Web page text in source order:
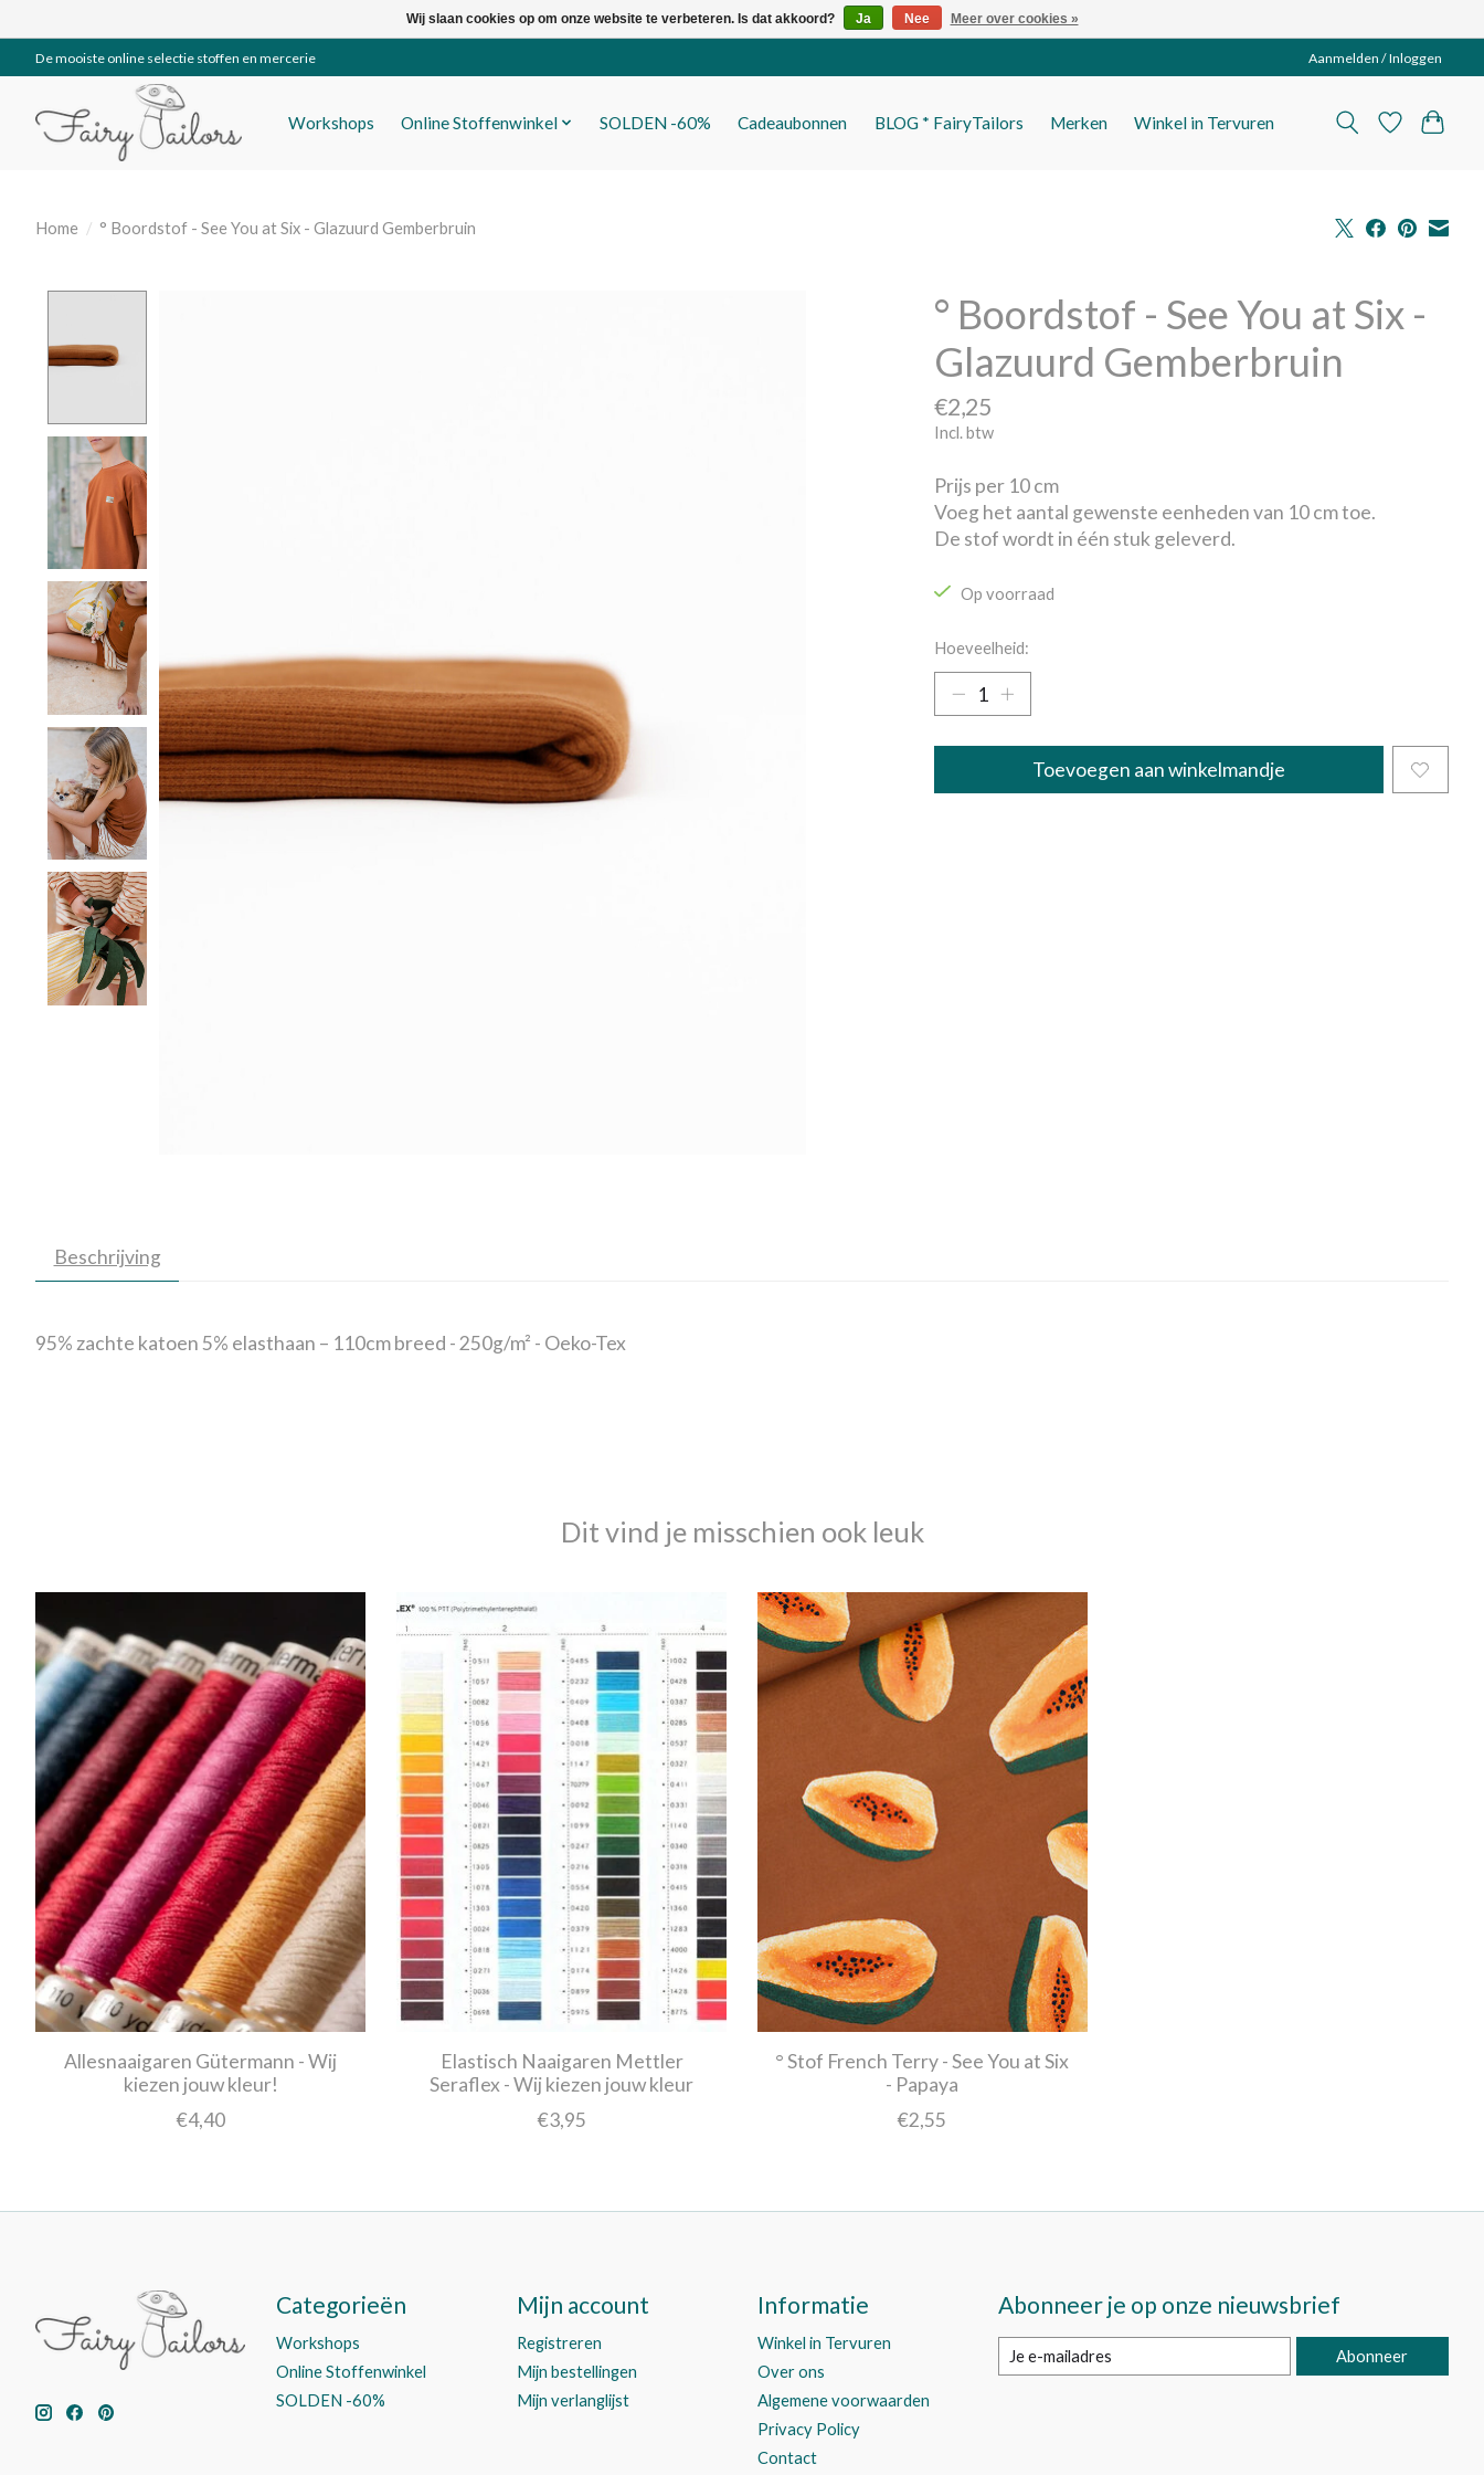
De mooiste online selectie stoffen en mercerie Aanmelden / Inloggen
Workshops Online Stoffenwinkel SOLDEN -60% Cadeaubonnen BLOG * FairyTailors Merken Winkel in Tervuren
Home / ° Boordstof - See You at Six - Glazuurd Gemberbruin
° Boordstof - See You at Six -
Glazuurd Gemberbruin
€2,25
Incl. btw
Prijs per 10 cm
Voeg het aantal gewenste eenheden van 10 cm toe.
De stof wordt in één stuk geleverd.
Op voorraad
Hoeveelheid:
Toevoegen aan winkelmandje
Beschrijving
95% zachte katoen 5% elasthaan – 110cm breed - 250g/m² - Oeko-Tex
Dit vind je misschien ook leuk
Allesnaaigaren Gütermann - Wij
kiezen jouw kleur!
€4,40
Elastisch Naaigaren Mettler
Seraflex - Wij kiezen jouw kleur
€3,95
° Stof French Terry - See You at Six
- Papaya
€2,55
Categorieën
Workshops
Online Stoffenwinkel
SOLDEN -60%
Mijn account
Registreren
Mijn bestellingen
Mijn verlanglijst
Informatie
Winkel in Tervuren
Over ons
Algemene voorwaarden
Privacy Policy
Contact
Abonneer je op onze nieuwsbrief
Abonneer
Wij slaan cookies op om onze website te verbeteren. Is dat akkoord? Ja Nee Meer over cookies »